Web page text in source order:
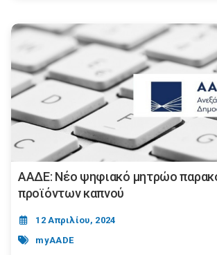
ΑΑΔΕ: Νέο ψηφιακό μητρώο
προϊόντων καπνού
12 Απριλίου, 2024
myAADE